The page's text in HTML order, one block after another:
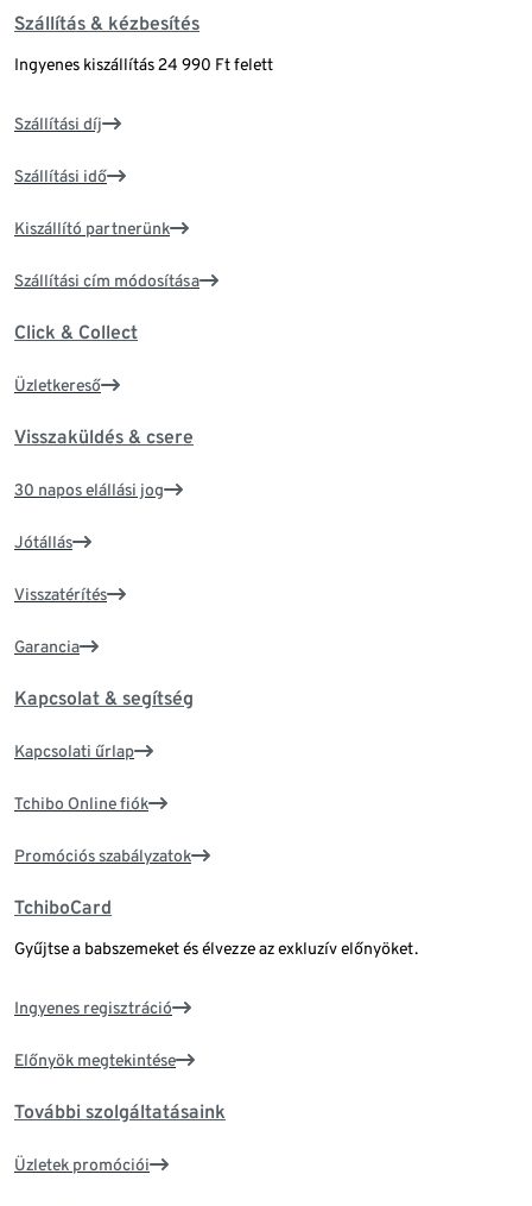
Szállítás & kézbesítés
Ingyenes kiszállítás 24 990 Ft felett
Szállítási díj
Szállítási idő
Kiszállító partnerünk
Szállítási cím módosítása
Click & Collect
Üzletkereső
Visszaküldés & csere
30 napos elállási jog
Jótállás
Visszatérítés
Garancia
Kapcsolat & segítség
Kapcsolati űrlap
Tchibo Online fiók
Promóciós szabályzatok
TchiboCard
Gyűjtse a babszemeket és élvezze az exkluzív előnyöket.
Ingyenes regisztráció
Előnyök megtekintése
További szolgáltatásaink
Üzletek promóciói